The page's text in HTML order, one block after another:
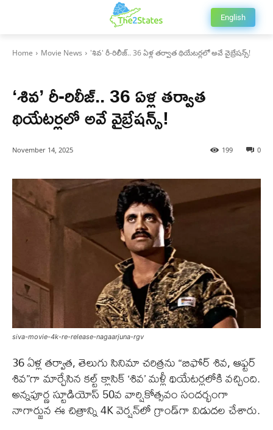
English
Home Movie News 'శివ' రీ-రిలీజ్.. 36 ఏళ్ల తర్వాత థియేటర్లలో అవే వైబ్రేషన్స్!
‘శివ’ రీ-రిలీజ్.. 36 ఏళ్ల తర్వాత
థియేటర్లలో అవే వైబ్రేషన్స్!
November 14, 2025 0
199
siva-movie-4k-re-release-nagaarjuna-rgv
36 ఏళ్ల తర్వాత, తెలుగు సినిమా చరిత్రను “బిఫోర్ శివ, ఆఫ్టర్
శివ”గా మార్చేసిన కల్ట్ క్లాసిక్ ‘శివ’ మళ్లీ థియేటర్లలోకి వచ్చింది.
అన్నపూర్ణ స్టూడియోస్ 50వ వార్షికోత్సవం సందర్భంగా
నాగార్జున ఈ చిత్రాన్ని 4K వెర్షన్‌లో గ్రాండ్‌గా విడుదల చేశారు.